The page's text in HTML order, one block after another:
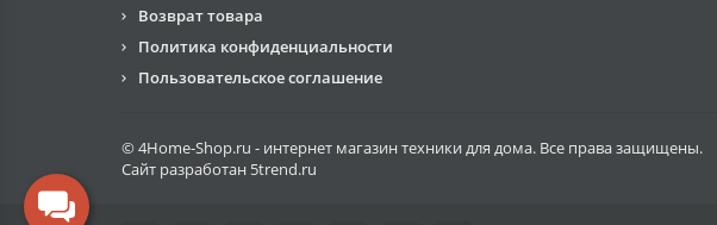
Возврат товара
Политика конфиденциальности
Пользовательское соглашение
© 4Home-Shop.ru - интернет магазин техники для дома. Все права защищены.
Сайт разработан 5trend.ru